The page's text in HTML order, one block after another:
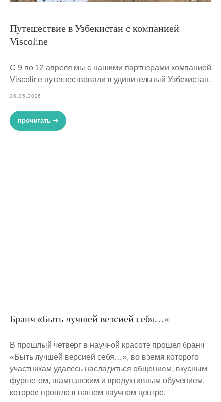
Путешествие в Узбекистан с компанией
Viscoline
С 9 по 12 апреля мы с нашими партнерами компанией
Viscoline путешествовали в удивительный Узбекистан.
26.05.2026
прочитать ➜
Бранч «Быть лучшей версией себя…»
В прошлый четверг в научной красоте прошел бранч
«Быть лучшей версией себя…», во время которого
участникам удалось насладиться общением, вкусным
фуршетом, шампанским и продуктивным обучением,
которое прошло в нашем научном центре.